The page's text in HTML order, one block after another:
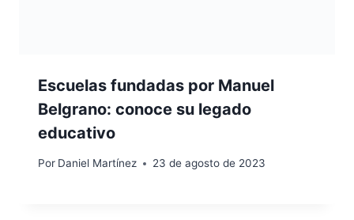
Escuelas fundadas por Manuel
Belgrano: conoce su legado
educativo
Por Daniel Martínez 23 de agosto de 2023